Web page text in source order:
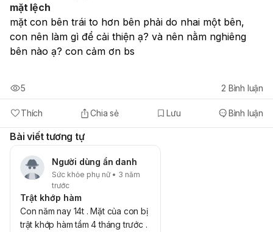
mặt lệch
mặt con bên trái to hơn bên phải do nhai một bên,
con nên làm gì để cải thiện ạ? và nên nằm nghiêng
bên nào ạ? con cảm ơn bs
Thích Chia sẻ Lưu Bình luận
5 2 Bình luận
Bài viết tương tự
Người dùng ẩn danh
Sức khỏe phụ nữ • 3 năm
trước
Trật khớp hàm
Con năm nay 14t . Mặt của con bị
trật khớp hàm tầm 4 tháng trước .